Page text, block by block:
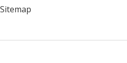
Sitemap